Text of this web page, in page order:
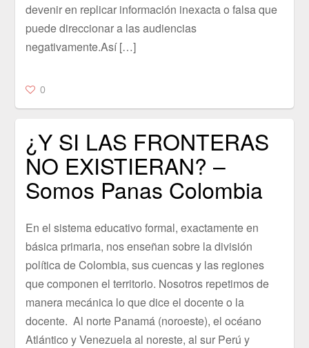
devenir en replicar información inexacta o falsa que
puede direccionar a las audiencias
negativamente.Así […]
0
¿Y SI LAS FRONTERAS
NO EXISTIERAN? –
Somos Panas Colombia
En el sistema educativo formal, exactamente en
básica primaria, nos enseñan sobre la división
política de Colombia, sus cuencas y las regiones
que componen el territorio. Nosotros repetimos de
manera mecánica lo que dice el docente o la
docente. Al norte Panamá (noroeste), el océano
Atlántico y Venezuela al noreste, al sur Perú y